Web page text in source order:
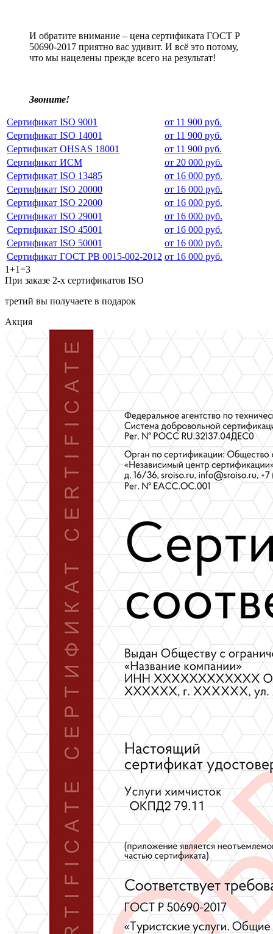
И обратите внимание – цена сертификата ГОСТ Р
50690-2017 приятно вас удивит. И всё это потому,
что мы нацелены прежде всего на результат!
Звоните!
Сертификат ISO 9001
от 11 900 руб.
Сертификат ISO 14001
от 11 900 руб.
Сертификат OHSAS 18001
от 11 900 руб.
Сертификат ИСМ
от 20 000 руб.
Сертификат ISO 13485
от 16 000 руб.
Сертификат ISO 20000
от 16 000 руб.
Сертификат ISO 22000
от 16 000 руб.
Сертификат ISO 29001
от 16 000 руб.
Сертификат ISO 45001
от 16 000 руб.
Сертификат ISO 50001
от 16 000 руб.
Сертификат ГОСТ РВ 0015-002-2012 от 16 000 руб.
1+1=3
При заказе 2-х сертификатов ISO
третий вы получаете в подарок
Акция